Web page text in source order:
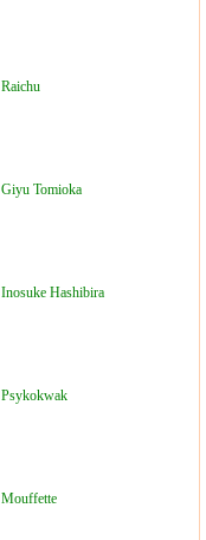
Raichu
Giyu Tomioka
Inosuke Hashibira
Psykokwak
Mouffette